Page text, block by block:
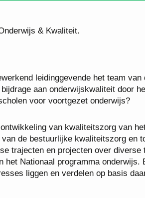
& Kwaliteit.
leidinggevende het team van
aan onderwijskwaliteit door
voor voortgezet onderwijs?
van kwaliteitszorg van
de bestuurlijke kwaliteitszorg en
trajecten en projecten over diverse
Nationaal programma onderwijs.
liggen en verdelen op basis